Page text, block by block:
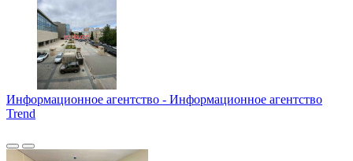
Информационное агентство - Информационное агентство
Trend